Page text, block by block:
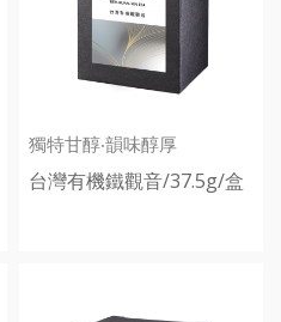
獨特甘醇‧韻味醇厚
台灣有機鐵觀音/37.5g/盒